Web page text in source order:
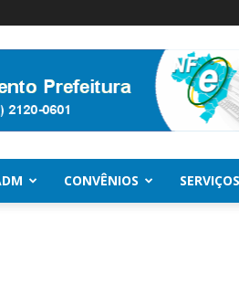
CONVÊNIOS SERVIÇOS